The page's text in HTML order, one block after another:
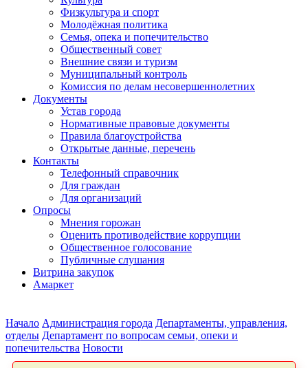
Физкультура и спорт
Молодёжная политика
Семья, опека и попечительство
Общественный совет
Внешние связи и туризм
Муниципальный контроль
Комиссия по делам несовершеннолетних
Документы
Устав города
Нормативные правовые документы
Правила благоустройства
Открытые данные, перечень
Контакты
Телефонный справочник
Для граждан
Для организаций
Опросы
Мнения горожан
Оценить противодействие коррупции
Общественное голосование
Публичные слушания
Витрина закупок
Амаркет
Начало Администрация города Департаменты, управления,
отделы Департамент по вопросам семьи, опеки и
попечительства Новости